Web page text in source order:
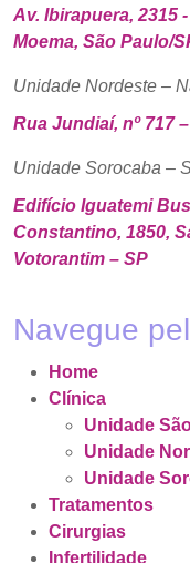
Av. Ibirapuera, 2315
Moema, São Paulo/
Unidade Nordeste –
Rua Jundiaí, nº 717
Unidade Sorocaba –
Edifício Iguatemi
Constantino, 1850,
Votorantim – SP
Navegue
Home
Clínica
Unidade
Unidade
Unidade
Tratamentos
Cirurgias
Infertilidade